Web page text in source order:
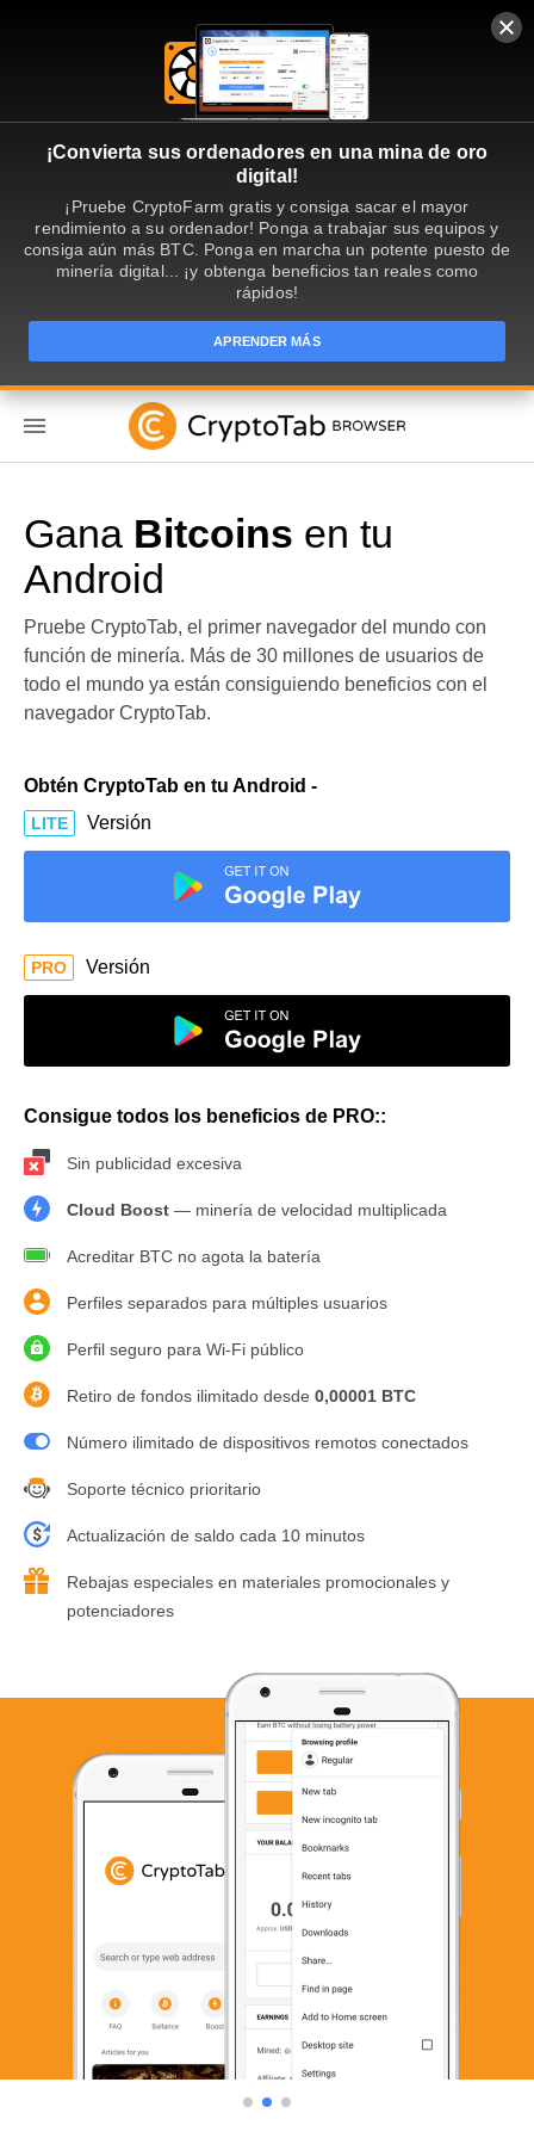
¡Convierta sus ordenadores en una mina de oro
digital!
¡Pruebe CryptoFarm gratis y consiga sacar el mayor
rendimiento a su ordenador! Ponga a trabajar sus equipos y
consiga aún más BTC. Ponga en marcha un potente puesto de
minería digital... ¡y obtenga beneficios tan reales como
rápidos!
APRENDER MÁS
Gana Bitcoins en tu
Android
Pruebe CryptoTab, el primer navegador del mundo con
función de minería. Más de 30 millones de usuarios de
todo el mundo ya están consiguiendo beneficios con el
navegador CryptoTab.
Obtén CryptoTab en tu Android -
LITE Versión
PRO Versión
Consigue todos los beneficios de PRO::
Sin publicidad excesiva
Cloud Boost — minería de velocidad multiplicada
Acreditar BTC no agota la batería
Perfiles separados para múltiples usuarios
Perfil seguro para Wi-Fi público
Retiro de fondos ilimitado desde 0,00001 BTC
Número ilimitado de dispositivos remotos conectados
Soporte técnico prioritario
Actualización de saldo cada 10 minutos
Rebajas especiales en materiales promocionales y
potenciadores